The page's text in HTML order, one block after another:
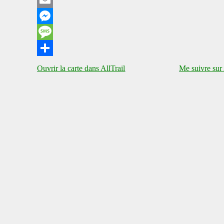
Email
Messenger
Message
Share
Ouvrir la carte dans AllTrail Me suivre